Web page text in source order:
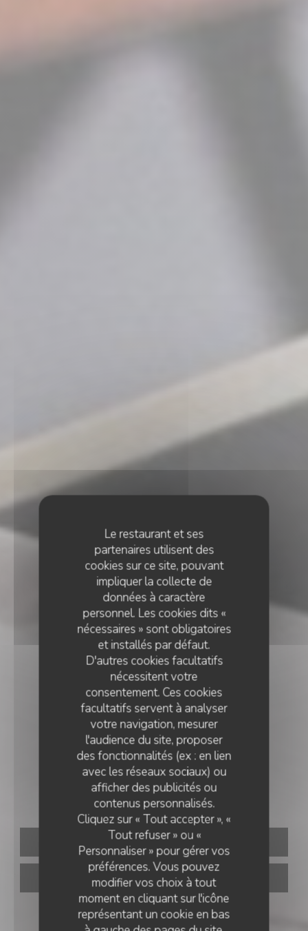
Le restaurant et ses
partenaires utilisent des
cookies sur ce site, pouvant
impliquer la collecte de
données à caractère
personnel. Les cookies dits «
nécessaires » sont obligatoires
et installés par défaut.
D'autres cookies facultatifs
nécessitent votre
consentement. Ces cookies
facultatifs servent à analyser
votre navigation, mesurer
l'audience du site, proposer
des fonctionnalités (ex : en lien
avec les réseaux sociaux) ou
afficher des publicités ou
contenus personnalisés.
Cliquez sur « Tout accepter », «
Tout refuser » ou «
Personnaliser » pour gérer vos
préférences. Vous pouvez
modifier vos choix à tout
moment en cliquant sur l'icône
représentant un cookie en bas
RESTAURANT ITALIEN • PARIS
ZAZZA
RÉSERVER
VENTE À EMPORTER